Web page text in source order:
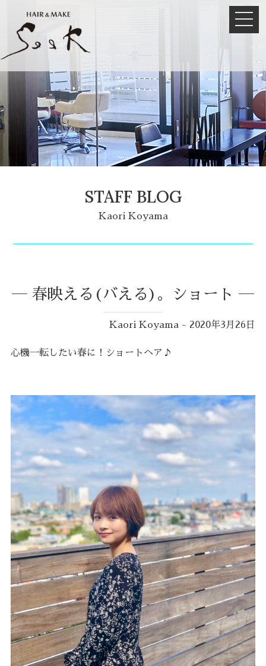
STAFF BLOG
Kaori Koyama
― 春映える(バえる)。ショート ―
Kaori Koyama - 2020年3月26日
心機一転したい春に！ショートヘア♪